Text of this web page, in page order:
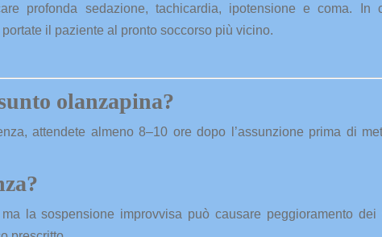
profonda sedazione, tachicardia, ipotensione e com­a. In
il paziente al pronto soccorso più vicino.
olanzapina?
attendete almeno 8–10 ore dopo l’assunzione prima di
la sospensione improvvisa può causare peggioramento dei